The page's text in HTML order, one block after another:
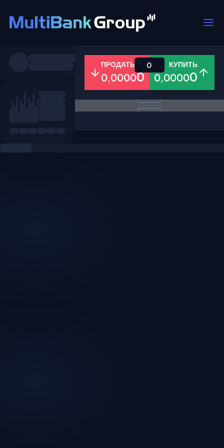
Все Форекс Металлы
ПРОДАТЬ
0,00000
КУПИТЬ
0,00000
0